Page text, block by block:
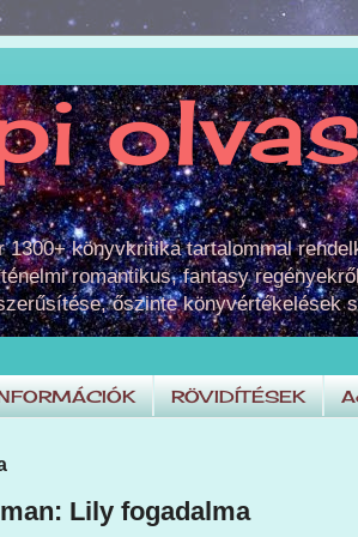
könyvkritika tartalommal
romantikus, fantasy
őszinte
RÖVIDÍTÉSEK
Lily fogadalma